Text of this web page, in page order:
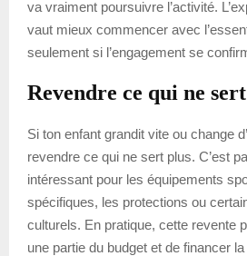
va vraiment poursuivre l’activité.
vaut mieux commencer avec
seulement si l’engagement se
Revendre ce qui ne
Si ton enfant grandit vite ou change
revendre ce qui ne sert plus. C’est
intéressant pour les équipements
spécifiques, les protections ou
culturels. En pratique, cette revente
une partie du budget et de financer